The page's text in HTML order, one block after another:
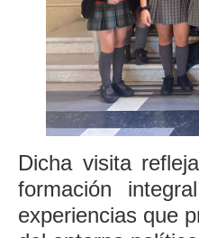
Dicha visita
formación
experiencias que